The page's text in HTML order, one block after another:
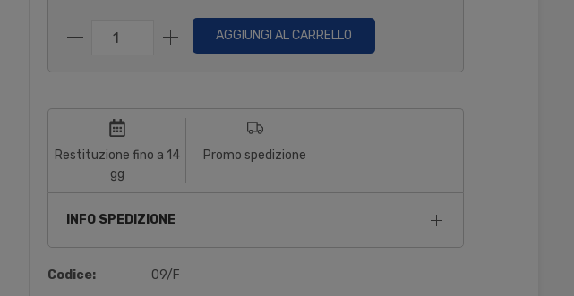
AGGIUNGI AL CARRELLO
Restituzione fino a 14
gg
Promo spedizione
INFO SPEDIZIONE
Codice: 09/F